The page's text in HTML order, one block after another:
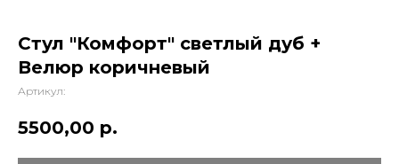
Стул "Комфорт" светлый дуб +
Велюр коричневый
Артикул:
5500,00 р.